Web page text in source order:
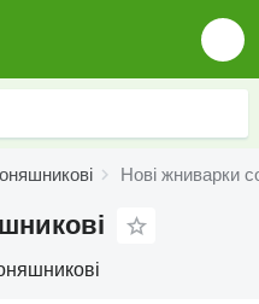
Нові жниварки